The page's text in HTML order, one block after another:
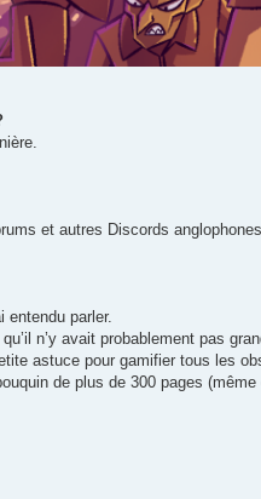
et autres Discords
entendu parler.
n’y avait probablement pas
astuce pour gamifier tous les
de plus de 300 pages